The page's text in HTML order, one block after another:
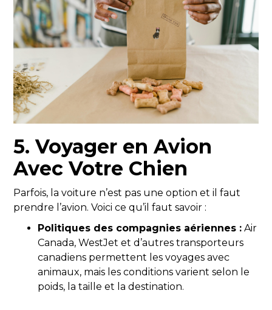
5.Voyager en Avion
Avec Votre Chien
Parfois, la voiture n’est pas une option et il faut
prendre l’avion. Voici ce qu’il faut savoir :
Politiques des compagnies aériennes : Air
Canada, WestJet et d’autres transporteurs
canadiens permettent les voyages avec
animaux, mais les conditions varient selon le
poids, la taille et la destination.